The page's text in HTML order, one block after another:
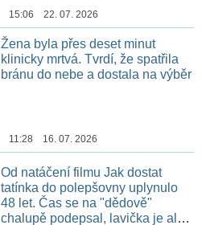
15:06 22. 07. 2026
Žena byla přes deset minut
klinicky mrtvá. Tvrdí, že spatřila
bránu do nebe a dostala na výběr
11:28 16. 07. 2026
Od natáčení filmu Jak dostat
tatínka do polepšovny uplynulo
48 let. Čas se na "dědově"
chalupě podepsal, lavička je ale